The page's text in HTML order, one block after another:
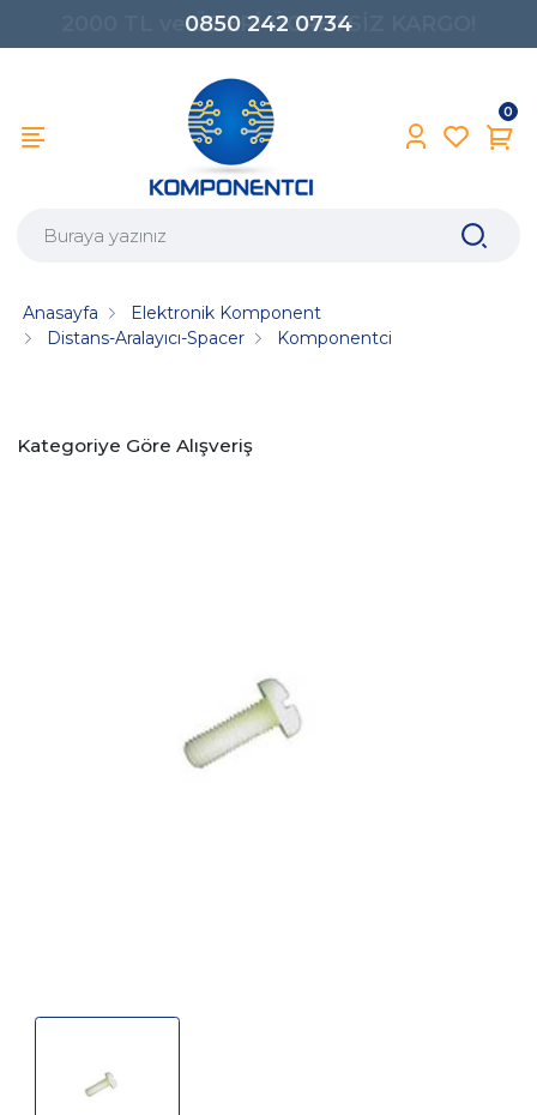
0850 242 0734
0
Anasayfa
Elektronik Komponent
Distans-Aralayıcı-Spacer
Komponentci
Kategoriye Göre Alışveriş